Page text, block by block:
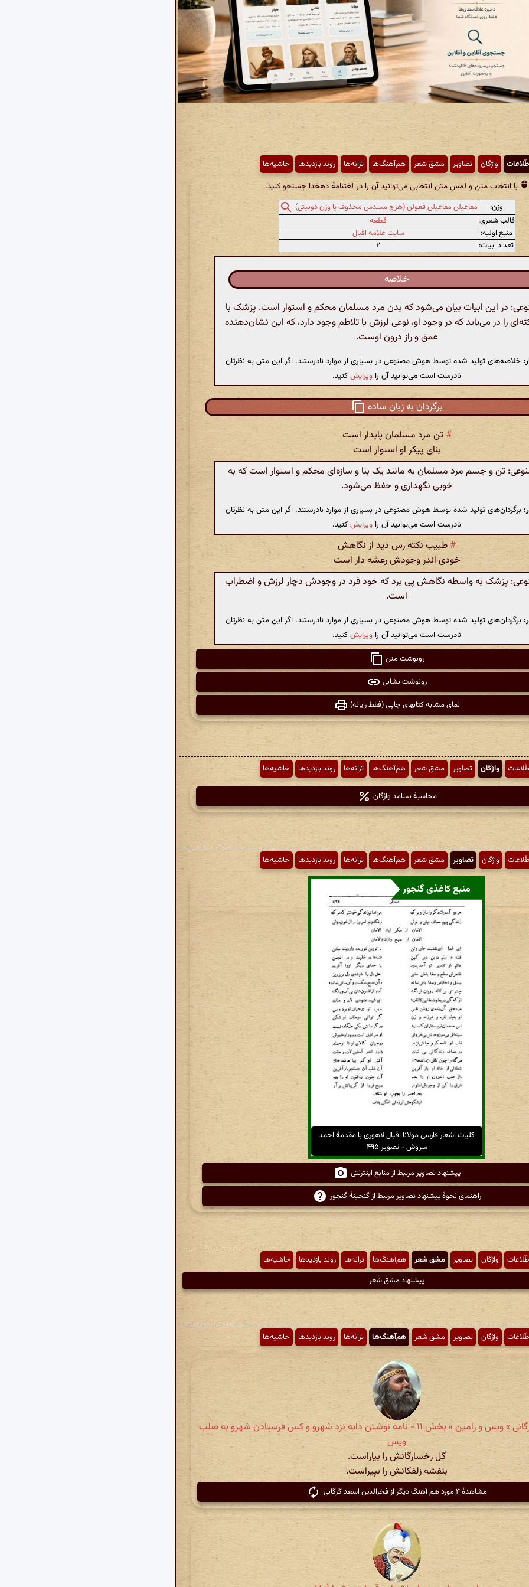
واژگان تصاویر مشق شعر هم‌آهنگ‌ها ترانه‌ها روند بازدیدها حاشیه‌ها
با انتخاب متن و لمس متن انتخابی می‌توانید آن را در لغتنامهٔ دهخدا جستجو کنید.
وزن:
مفاعیلن مفاعیلن فعولن (هزج مسدس محذوف یا وزن دوبیتی)
قالب شعری:
قطعه
منبع اولیه:
سایت علامه اقبال
تعداد ابیات:
۲
خلاصه
در این ابیات بیان می‌شود که بدن مرد مسلمان محکم و استوار است. پزشک با
را در می‌یابد که در وجود او، نوعی لرزش یا تلاطم وجود دارد، که این نشان‌دهنده
عمق و راز درون اوست.
خلاصه‌های تولید شده توسط هوش مصنوعی در بسیاری از موارد نادرستند. اگر این متن به نظرتان
نادرست است می‌توانید آن را ویرایشکنید.
برگردان به زبان ساده
# تن مرد مسلمان پایدار است
بنای پیکر او استوار است
تن و جسم مرد مسلمان به مانند یک بنا و سازه‌ای محکم و استوار است که به
خوبی نگهداری و حفظ می‌شود.
برگردان‌های تولید شده توسط هوش مصنوعی در بسیاری از موارد نادرستند. اگر این متن به نظرتان
نادرست است می‌توانید آن را ویرایشکنید.
# طبیب نکته رس دید از نگاهش
خودی اندر وجودش رعشه دار است
پزشک به واسطه نگاهش پی برد که خود فرد در وجودش دچار لرزش و اضطراب
است.
برگردان‌های تولید شده توسط هوش مصنوعی در بسیاری از موارد نادرستند. اگر این متن به نظرتان
نادرست است می‌توانید آن را ویرایشکنید.
رونوشت متن
رونوشت نشانی
نمای مشابه کتابهای چاپی (فقط رایانه)
واژگان تصاویر مشق شعر هم‌آهنگ‌ها ترانه‌ها روند بازدیدها حاشیه‌ها
محاسبهٔ بسامد واژگان
واژگان تصاویر مشق شعر هم‌آهنگ‌ها ترانه‌ها روند بازدیدها حاشیه‌ها
منبع کاغذی گنجور
کلیات اشعار فارسی مولانا اقبال لاهوری با مقدمهٔ احمد
سروش - تصویر ۴۹۵
پیشنهاد تصاویر مرتبط از منابع اینترنتی
راهنمای نحوهٔ پیشنهاد تصاویر مرتبط از گنجینهٔ گنجور
واژگان تصاویر مشق شعر هم‌آهنگ‌ها ترانه‌ها روند بازدیدها
حاشیه‌ها
پیشنهاد مشق شعر
واژگان تصاویر مشق شعر هم‌آهنگ‌ها ترانه‌ها روند بازدیدها حاشیه‌ها
فخرالدین اسعد گرگانی » ویس و رامین » بخش ۱۱ - نامه نوشتن دایه نزد شهرو و کس فرستادن شهرو به صلب
ویس
گل رخسارگانش را بیاراست.
بنفشه زلفکانش را بپیراست.
مشاهدهٔ ۴ مورد هم آهنگ دیگر از فخرالدین اسعد گرگانی